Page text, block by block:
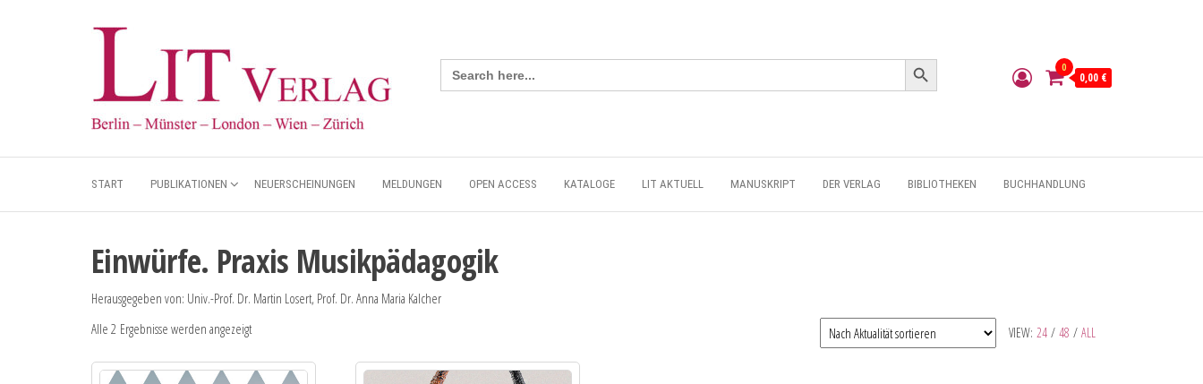
Search
for:
Search Button
0
0,00 €
START PUBLIKATIONEN NEUERSCHEINUNGEN MELDUNGEN OPEN ACCESS KATALOGE LIT AKTUELL MANUSKRIPT DER VERLAG BIBLIOTHEKEN BUCHHANDLUNG
Einwürfe. Praxis Musikpädagogik
Herausgegeben von: Univ.-Prof. Dr. Martin Losert, Prof. Dr. Anna Maria Kalcher
VIEW: 24 / 48 / ALL
Alle 2 Ergebnisse werden angezeigt